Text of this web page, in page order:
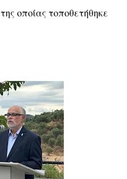
οποίας τοποθετήθηκε